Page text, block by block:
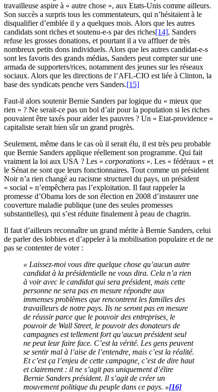
travailleuse aspire à « autre chose », aux Etats-Unis comme ailleurs.
Son succès a surpris tous les commentateurs, qui n’hésitaient à le
disqualifier d’emblée il y a quelques mois. Alors que les autres
candidats sont riches et soutenu-e-s par des riches[14], Sanders
refuse les grosses donations, et pourtant il a vu affluer de très
nombreux petits dons individuels. Alors que les autres candidat-e-s
sont les favoris des grands médias, Sanders peut compter sur une
armada de supporters/rices, notamment des jeunes sur les réseaux
sociaux. Alors que les directions de l’AFL-CIO est liée à Clinton, la
base des syndicats penche vers Sanders.[15]
Faut-il alors soutenir Bernie Sanders par logique du « mieux que
rien » ? Ne serait-ce pas un bol d’air pour la population si les riches
pouvaient être taxés pour aider les pauvres ? Un « Etat-providence »
capitaliste serait bien sûr un grand progrès.
Seulement, même dans le cas où il serait élu, il est très peu probable
que Bernie Sanders applique réellement son programme. Qui fait
vraiment la loi aux USA ? Les « corporations ». Les « fédéraux » et
le Sénat ne sont que leurs fonctionnaires. Tout comme un président
Noir n’a rien changé au racisme structurel du pays, un président
« social » n’empêchera pas l’exploitation. Il faut rappeler la
promesse d’Obama lors de son élection en 2008 d’instaurer une
couverture maladie publique (une des seules promesses
substantielles), qui s’est réduite finalement à peau de chagrin.
Il faut d’ailleurs reconnaître un grand mérite à Bernie Sanders, celui
de parler des lobbies et d’appeler à la mobilisation populaire et de ne
pas se contenter de voter :
« Laissez-moi vous dire quelque chose qu’aucun autre
candidat à la présidentielle ne vous dira. Cela n’a rien
à voir avec le candidat qui sera président, mais cette
personne ne sera pas en mesure répondre aux
immenses problèmes que rencontrent les familles des
travailleurs de notre pays. Ils ne seront pas en mesure
de réussir parce que le pouvoir des entreprises, le
pouvoir de Wall Street, le pouvoir des donateurs de
campagnes est tellement fort qu’aucun président seul
ne peut leur faire face. C’est la vérité. Les gens peuvent
se sentir mal à l’aise de l’entendre, mais c’est la réalité.
Et c’est ça l’enjeu de cette campagne, c’est de dire haut
et clairement : il ne s’agit pas uniquement d’élire
Bernie Sanders président. Il s’agit de créer un
mouvement politique du peuple dans ce pays. »[16]